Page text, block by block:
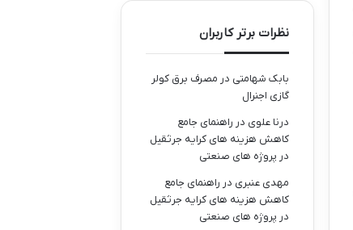
نظرات برتر کاربران
بابک شهامتی در مصرف برق کولر
گازی اجنرال
درنا علوی در راهنمای جامع
کاهش هزینه های کرایه جرثقیل
در پروژه های صنعتی
مهدی عنبری در راهنمای جامع
کاهش هزینه های کرایه جرثقیل
در پروژه های صنعتی